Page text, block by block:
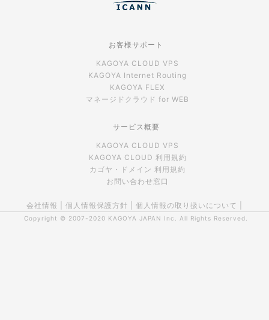
お客様サポート
KAGOYA CLOUD VPS
KAGOYA Internet Routing
KAGOYA FLEX
マネージドクラウド for WEB
サービス概要
KAGOYA CLOUD VPS
KAGOYA CLOUD 利用規約
カゴヤ・ドメイン 利用規約
お問い合わせ窓口
会社情報 個人情報保護方針 個人情報の取り扱いについて
Copyright © 2007-2020 KAGOYA JAPAN Inc. All Rights Reserved.